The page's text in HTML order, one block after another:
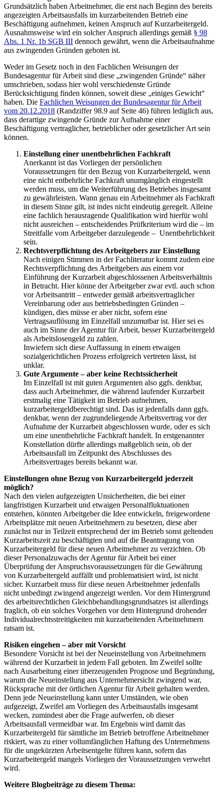
Grundsätzlich haben Arbeitnehmer, die erst nach Beginn des bereits
angezeigten Arbeitsausfalls im kurzarbeitenden Betrieb eine
Beschäftigung aufnehmen, keinen Anspruch auf Kurzarbeitergeld.
Ausnahmsweise wird ein solcher Anspruch allerdings gemäß § 98
Abs. 1 Nr. 1b SGB III dennoch gewährt, wenn die Arbeitsaufnahme
aus zwingenden Gründen geboten ist.
Weder im Gesetz noch in den Fachlichen Weisungen der
Bundesagentur für Arbeit sind diese „zwingenden Gründe“ näher
umschrieben, sodass hier wohl verschiedenste Gründe
Berücksichtigung finden können, soweit diese „einiges Gewicht“
haben. Die Fachlichen Weisungen der Bundesagentur für Arbeit
vom 20.12.2018 (Randziffer 98.9 auf Seite 46) führen lediglich aus,
dass derartige zwingende Gründe zur Aufnahme einer
Beschäftigung vertraglicher, betrieblicher oder gesetzlicher Art sein
können.
Einstellung einer unentbehrlichen Fachkraft
Anerkannt ist das Vorliegen der persönlichen
Voraussetzungen für den Bezug von Kurzarbeitergeld, wenn
eine nicht entbehrliche Fachkraft unumgänglich eingestellt
werden muss, um die Weiterführung des Betriebes insgesamt
zu gewährleisten. Wann genau ein Arbeitnehmer als Fachkraft
in diesem Sinne gilt, ist indes nicht eindeutig geregelt. Alleine
eine fachlich herausragende Qualifikation wird hierfür wohl
nicht ausreichen – entscheidendes Prüfkriterium wird die – im
Streitfalle vom Arbeitgeber darzulegende – Unentbehrlichkeit
sein.
Rechtsverpflichtung des Arbeitgebers zur Einstellung
Nach einigen Stimmen in der Fachliteratur kommt zudem eine
Rechtsverpflichtung des Arbeitgebers aus einem vor
Einführung der Kurzarbeit abgeschlossenen Arbeitsverhältnis
in Betracht. Hier könne der Arbeitgeber zwar evtl. auch schon
vor Arbeitsantritt – entweder gemäß arbeitsvertraglicher
Vereinbarung oder aus betriebsbedingten Gründen –
kündigen, dies müsse er aber nicht, sofern eine
Vertragsauflösung im Einzelfall unzumutbar ist. Hier sei es
auch im Sinne der Agentur für Arbeit, besser Kurzarbeitergeld
als Arbeitslosengeld zu zahlen.
Inwiefern sich diese Auffassung in einem etwaigen
sozialgerichtlichen Prozess erfolgreich vertreten lässt, ist
unklar.
Gute Argumente – aber keine Rechtssicherheit
Im Einzelfall ist mit guten Argumenten also ggfs. denkbar,
dass auch Arbeitnehmer, die während laufender Kurzarbeit
erstmalig eine Tätigkeit im Betrieb aufnehmen,
kurzarbeitergeldberechtigt sind. Das ist jedenfalls dann ggfs.
denkbar, wenn der zugrundeliegende Arbeitsvertrag vor der
Aufnahme der Kurzarbeit abgeschlossen wurde, oder es sich
um eine unentbehrliche Fachkraft handelt. In erstgenannter
Konstellation dürfte allerdings maßgeblich sein, ob der
Arbeitsausfall im Zeitpunkt des Abschlusses des
Arbeitsvertrages bereits bekannt war.
Einstellungen ohne Bezug von Kurzarbeitergeld jederzeit
möglich?
Nach den vielen aufgezeigten Unsicherheiten, die bei einer
langfristigen Kurzarbeit und etwaigen Personalfluktuationen
entstehen, könnten Arbeitgeber die Idee entwickeln, freigewordene
Arbeitsplätze mit neuen Arbeitnehmern zu besetzen, diese aber
zunächst nur in Teilzeit entsprechend der im Betrieb sonst geltenden
Kurzarbeitszeit zu beschäftigten und auf die Beantragung von
Kurzarbeitergeld für diese neuen Arbeitnehmer zu verzichten. Ob
dieser Personalzuwachs der Agentur für Arbeit bei einer
Überprüfung der Anspruchsvoraussetzungen für die Gewährung
von Kurzarbeitergeld auffällt und problematisiert wird, ist nicht
sicher. Kurzarbeit muss für diese neuen Arbeitnehmer jedenfalls
nicht unbedingt zwingend angezeigt werden. Vor dem Hintergrund
des arbeitsrechtlichen Gleichbehandlungsgrundsatzes ist allerdings
fraglich, ob ein solches Vorgehen vor dem Hintergrund drohender
Individualrechtsstreitigkeiten mit kurzarbeitenden Arbeitnehmern
ratsam ist.
Risiken eingehen – aber mit Vorsicht
Besondere Vorsicht ist bei der Neueinstellung von Arbeitnehmern
während der Kurzarbeit in jedem Fall geboten. Im Zweifel sollte
nach Ausarbeitung einer überzeugenden Prognose und Begründung,
warum die Neueinstellung aus Unternehmersicht zwingend war,
Rücksprache mit der örtlichen Agentur für Arbeit gehalten werden.
Denn jede Neueinstellung kann unter Umständen, wie oben
aufgezeigt, Zweifel am Vorliegen des Arbeitsausfalls insgesamt
wecken, zumindest aber die Frage aufwerfen, ob dieser
Arbeitsausfall vermeidbar war. Im Ergebnis wird damit das
Kurzarbeitergeld für sämtliche im Betrieb betroffene Arbeitnehmer
riskiert, was zu einer vollumfänglichen Haftung des Unternehmens
für die ungekürzten Arbeitsentgelte führen kann, sofern das
Kurzarbeitergeld mangels Vorliegen der Voraussetzungen verwehrt
wird.
Weitere Blogbeiträge zu diesem Thema: